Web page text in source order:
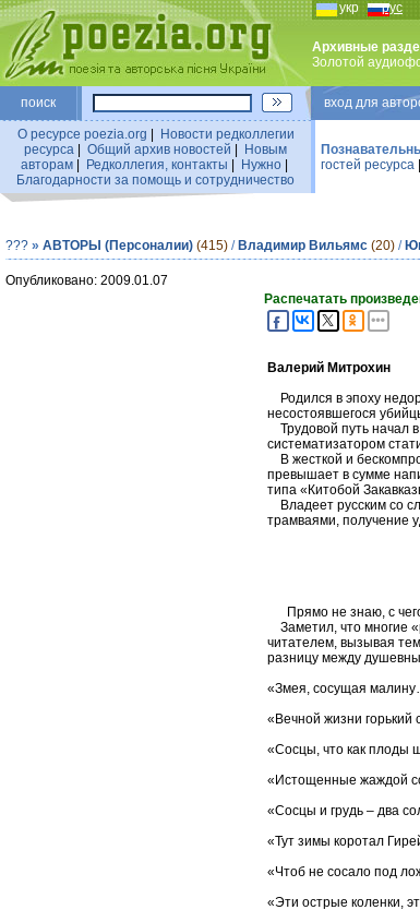
укр рус
Архивные
Золотой
поиск вход для
О ресурсе poezia.org
Новости редколлегии
ресурса
Общий архив новостей
Новым
авторам| Редколлегия, контакты Нужно|
Благодарности за помощь и сотрудничество
гостей ресурса
??? » АВТОРЫ (Персоналии) (415) / Владимир Вильямс (20) /
Опубликовано: 2009.01.07
Распечатать
Валерий Митрохин
Родился в эпоху
несостоявшегося
Трудовой путь начал
систематизатором
В жесткой и
превышает в сумме
типа «Китобой
Владеет русским со
трамваями, получение
Прямо не знаю, с чего
Заметил, что многие
читателем, вызывая
разницу между
«Змея, сосущая
«Вечной жизни горький
«Сосцы, что как плоды
«Истощенные жаждой
«Сосцы и грудь – два
«Тут зимы коротал
«Чтоб не сосало под
«Эти острые коленки,